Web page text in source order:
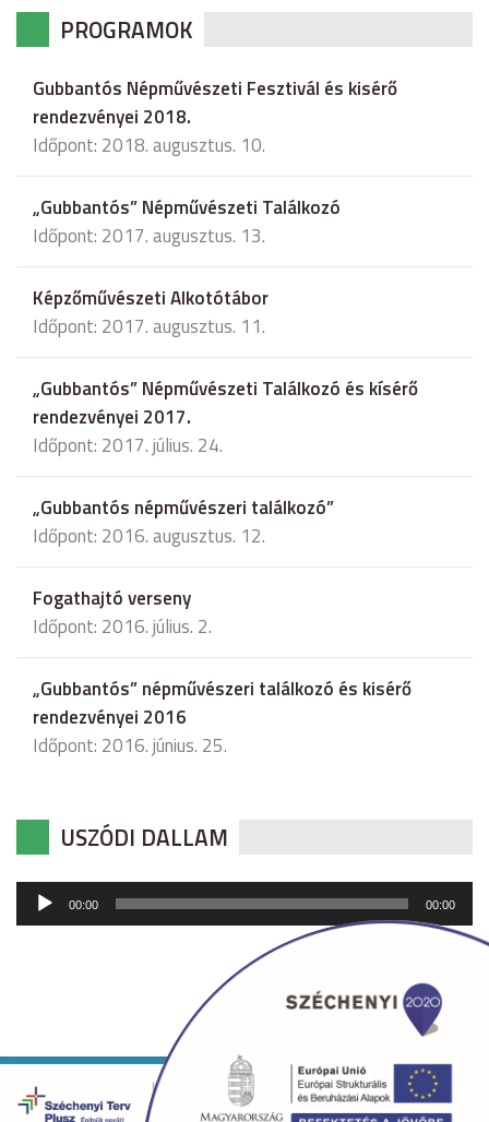
PROGRAMOK
Gubbantós Népművészeti Fesztivál és kisérő
rendezvényei 2018.
Időpont: 2018. augusztus. 10.
„Gubbantós” Népművészeti Találkozó
Időpont: 2017. augusztus. 13.
Képzőművészeti Alkotótábor
Időpont: 2017. augusztus. 11.
„Gubbantós” Népművészeti Találkozó és kísérő
rendezvényei 2017.
Időpont: 2017. július. 24.
„Gubbantós népművészeri találkozó”
Időpont: 2016. augusztus. 12.
Fogathajtó verseny
Időpont: 2016. július. 2.
„Gubbantós” népművészeri találkozó és kisérő
rendezvényei 2016
Időpont: 2016. június. 25.
USZÓDI DALLAM
Audió
lejátszó
00:00 00:00
Copyright © 2026 uszod.hu Minden jog fenntartva. •